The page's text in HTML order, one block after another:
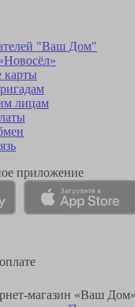
"Ваш Дом"
карты
лицам
приложение
магазин «Ваш Дом»